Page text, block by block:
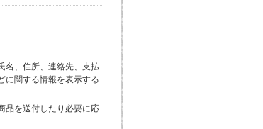
名、住所、連絡先、支払
に関する情報を表示する
品を送付したり必要に応